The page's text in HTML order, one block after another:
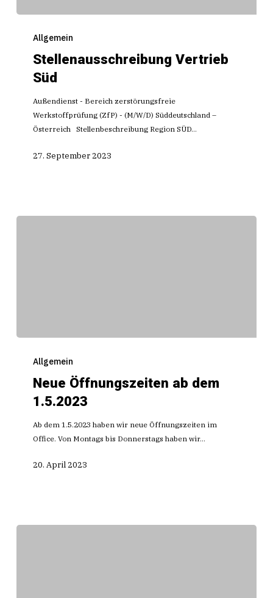
VertriebAllgemein
Stellenausschreibung Vertrieb
Süd
Außendienst - Bereich zerstörungsfreie
Werkstoffprüfung (ZfP) - (M/W/D) Süddeutschland –
Österreich Stellenbeschreibung Region SÜD…
27. September 2023
Öffnungszeiten
1.5.2023
Allgemein
Neue Öffnungszeiten ab dem
1.5.2023
Ab dem 1.5.2023 haben wir neue Öffnungszeiten im
Office. Von Montags bis Donnerstags haben wir…
20. April 2023